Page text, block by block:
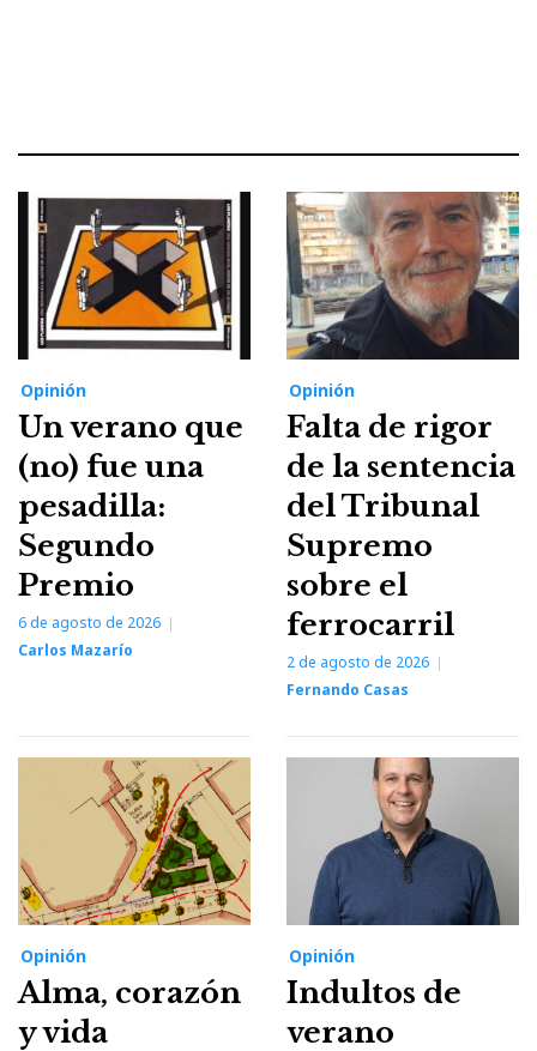
Opinión
Un verano que
(no) fue una
pesadilla:
Segundo
Premio
6 de agosto de 2026
Carlos Mazarío
Opinión
Falta de rigor
de la sentencia
del Tribunal
Supremo
sobre el
ferrocarril
2 de agosto de 2026
Fernando Casas
Opinión
Alma, corazón
y vida
Opinión
Indultos de
verano